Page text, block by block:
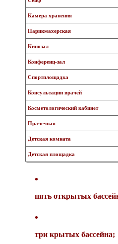
Камера хранения
Парикмахерская
Кинозал
Конференц-зал
Спортплощадка
Консультации врачей
Косметологический кабинет
Прачечная
Детская комната
Детская площадка
пять открытых
три крытых бассейна;